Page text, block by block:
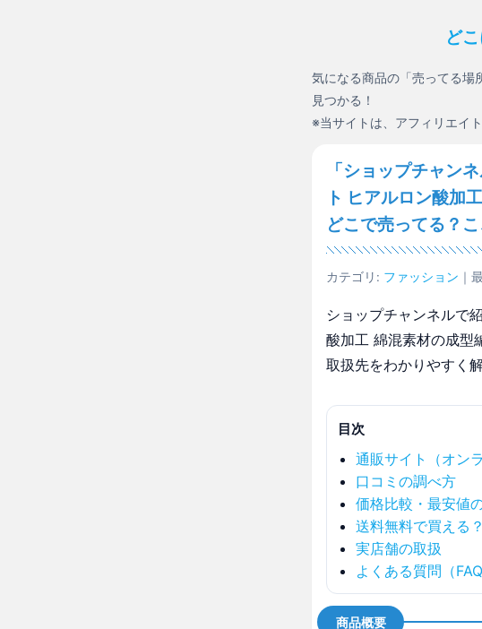
ど
気になる商品の「売ってる場
見つかる！
※当サイトは、アフィリエイ
「ショップチャン
ト ヒアルロン酸加
どこで売ってる？
カテゴリ: ファッション ｜
ショップチャンネルで
酸加工 綿混素材の成型
取扱先をわかりやすく
目次
通販サイト（オン
口コミの調べ方
価格比較・最安値
送料無料で買える？
実店舗の取扱
よくある質問（FAQ
商品概要